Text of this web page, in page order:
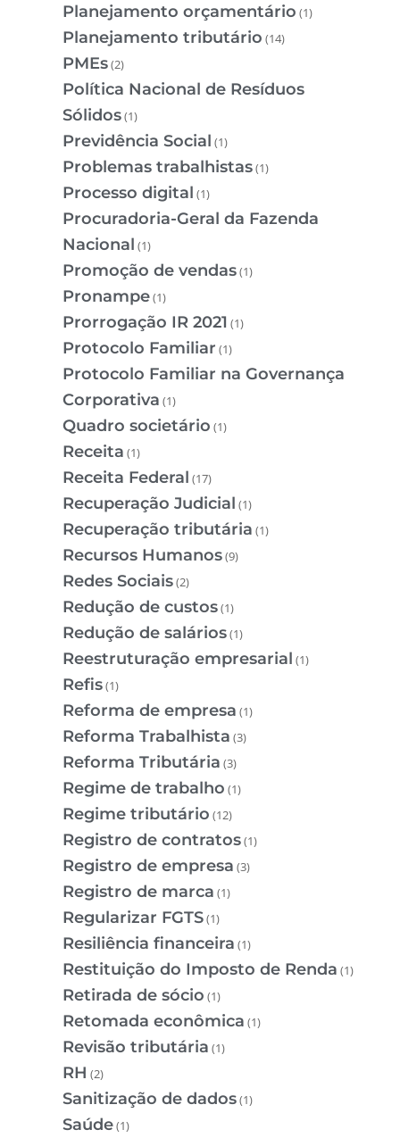
Planejamento orçamentário (1)
Planejamento tributário (14)
PMEs(2)
Política Nacional de Resíduos
Sólidos(1)
Previdência Social (1)
Problemas trabalhistas(1)
Processo digital (1)
Procuradoria-Geral da Fazenda
Nacional (1)
Promoção de vendas(1)
Pronampe(1)
Prorrogação IR 2021 (1)
Protocolo Familiar (1)
Protocolo Familiar na Governança
Corporativa (1)
Quadro societário (1)
Receita (1)
Receita Federal (17)
Recuperação Judicial (1)
Recuperação tributária (1)
Recursos Humanos(9)
Redes Sociais(2)
Redução de custos(1)
Redução de salários(1)
Reestruturação empresarial (1)
Refis(1)
Reforma de empresa (1)
Reforma Trabalhista (3)
Reforma Tributária (3)
Regime de trabalho (1)
Regime tributário (12)
Registro de contratos(1)
Registro de empresa (3)
Registro de marca (1)
Regularizar FGTS(1)
Resiliência financeira (1)
Restituição do Imposto de Renda (1)
Retirada de sócio (1)
Retomada econômica (1)
Revisão tributária (1)
RH (2)
Sanitização de dados(1)
Saúde(1)